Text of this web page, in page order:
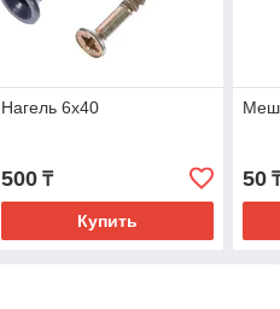
Нагель 6х40
500₸
Купить
50